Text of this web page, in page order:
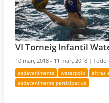
VI Torneig Infantil
10 març 2018 - 11 març 2018 |Todo
esdeveniments waterpolo altres
esdeveniments participatius